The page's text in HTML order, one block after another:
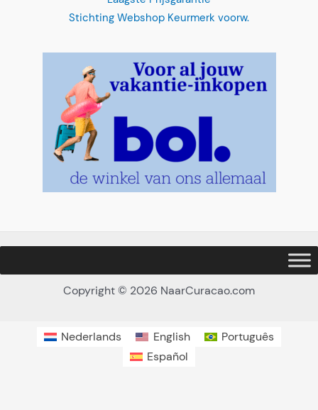
Stichting Webshop Keurmerk voorw.
Copyright © 2026 NaarCuracao.com
Nederlands English
Português
Español